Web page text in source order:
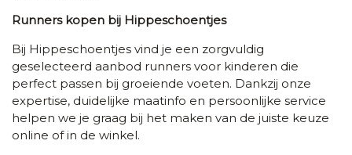
Runners kopen bij Hippeschoentjes
Bij Hippeschoentjes vind je een zorgvuldig
geselecteerd aanbod runners voor kinderen die
perfect passen bij groeiende voeten. Dankzij onze
expertise, duidelijke maatinfo en persoonlijke service
helpen we je graag bij het maken van de juiste keuze
online of in de winkel.